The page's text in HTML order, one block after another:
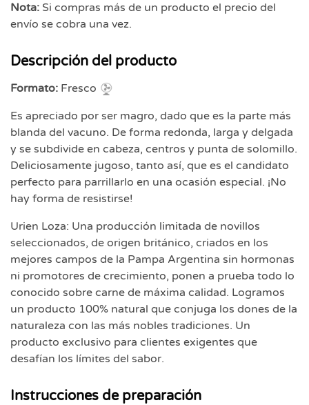
Nota: Si compras más de un producto el precio del
envío se cobra una vez.
Descripción del producto
Formato: Fresco
Es apreciado por ser magro, dado que es la parte más
blanda del vacuno. De forma redonda, larga y delgada
y se subdivide en cabeza, centros y punta de solomillo.
Deliciosamente jugoso, tanto así, que es el candidato
perfecto para parrillarlo en una ocasión especial. ¡No
hay forma de resistirse!
Urien Loza: Una producción limitada de novillos
seleccionados, de origen británico, criados en los
mejores campos de la Pampa Argentina sin hormonas
ni promotores de crecimiento, ponen a prueba todo lo
conocido sobre carne de máxima calidad. Logramos
un producto 100% natural que conjuga los dones de la
naturaleza con las más nobles tradiciones. Un
producto exclusivo para clientes exigentes que
desafían los límites del sabor.
Instrucciones de preparación